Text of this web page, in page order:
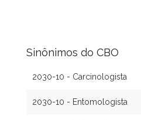
Sinônimos do CBO
2030-10 - Carcinologista
2030-10 - Entomologista